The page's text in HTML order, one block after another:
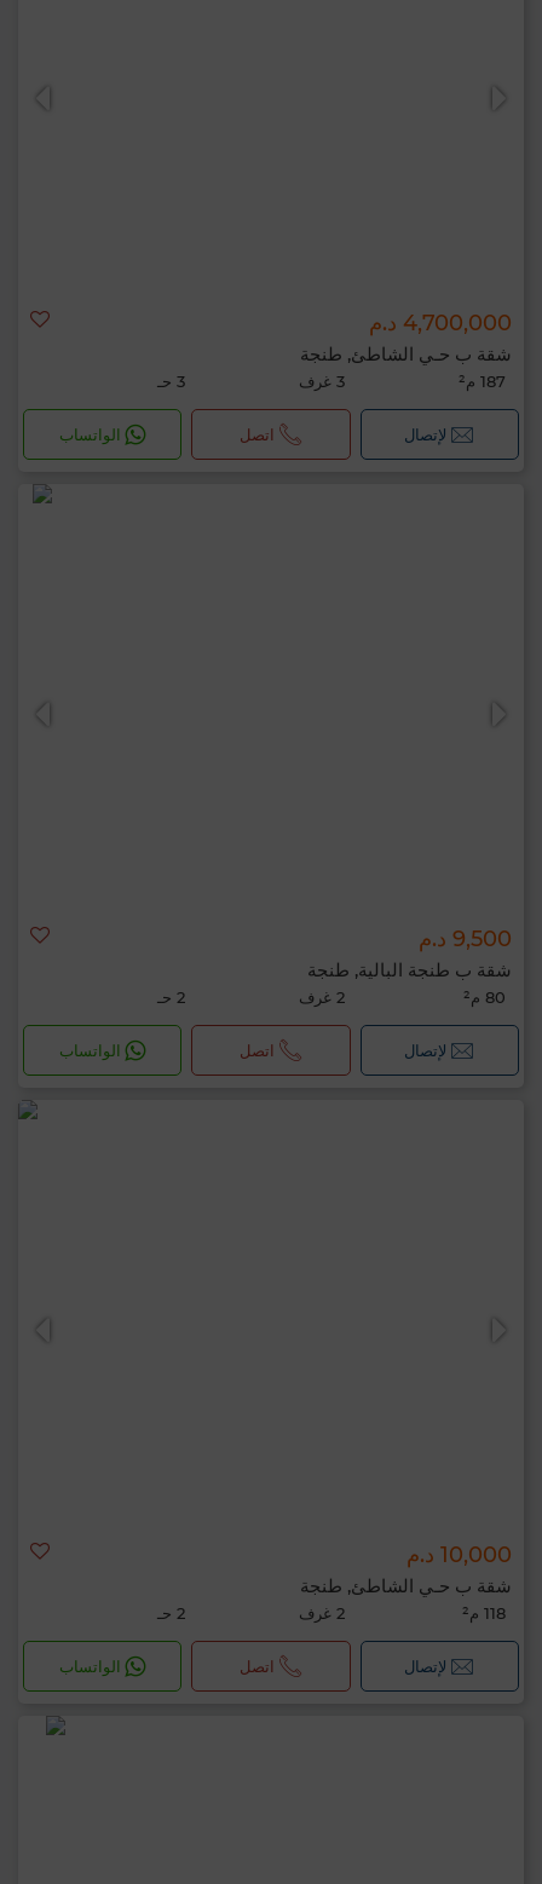
4,700,000 د.م
شقة ب حـي الشاطئ, طنجة
187 م² 3 غرف 3 حـ
لإتصال اتصل الواتساب
9,500 د.م
شقة ب طنجة البالية, طنجة
80 م² 2 غرف 2 حـ
لإتصال اتصل الواتساب
10,000 د.م
شقة ب حـي الشاطئ, طنجة
118 م² 2 غرف 2 حـ
لإتصال اتصل الواتساب